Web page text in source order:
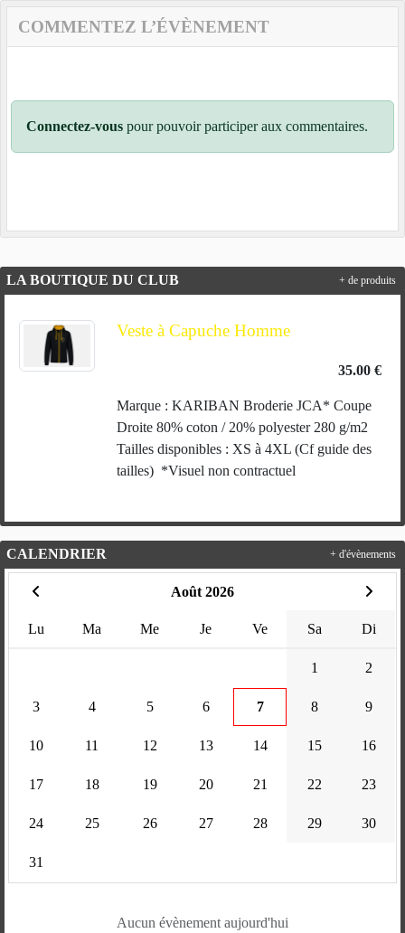
COMMENTEZ L’ÉVÈNEMENT
Connectez-vous pour pouvoir participer aux commentaires.
LA BOUTIQUE DU CLUB
Veste à Capuche Homme
35.00 €
Marque : KARIBAN Broderie JCA* Coupe
Droite 80% coton / 20% polyester 280 g/m2
Tailles disponibles : XS à 4XL (Cf guide des
tailles) *Visuel non contractuel
+ de produits
CALENDRIER
Août 2026
Lu Ma Me Je Ve Sa Di
1 2
3 4 5 6 7 8 9
10 11 12 13 14 15 16
17 18 19 20 21 22 23
24 25 26 27 28 29 30
31
Aucun évènement aujourd'hui
+ d'évènements